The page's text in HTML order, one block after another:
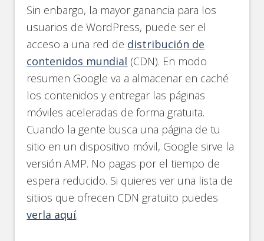
Sin enbargo, la mayor ganancia para los
usuarios de WordPress, puede ser el
acceso a una red de distribución de
contenidos mundial (CDN). En modo
resumen Google va a almacenar en caché
los contenidos y entregar las páginas
móviles aceleradas de forma gratuita.
Cuando la gente busca una página de tu
sitio en un dispositivo móvil, Google sirve la
versión AMP. No pagas por el tiempo de
espera reducido. Si quieres ver una lista de
sitiios que ofrecen CDN gratuito puedes
verla aquí.